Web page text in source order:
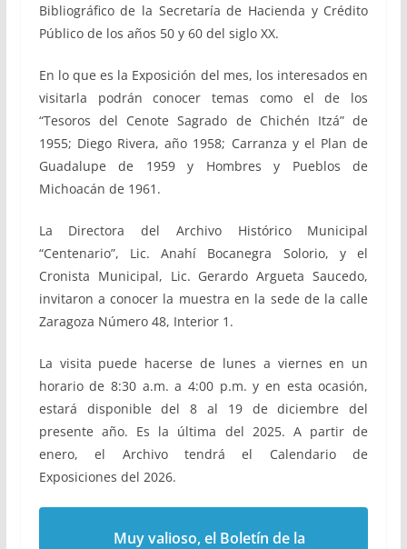
Bibliográfico de la Secretaría de Hacienda y Crédito
Público de los años 50 y 60 del siglo XX.
En lo que es la Exposición del mes, los interesados en
visitarla podrán conocer temas como el de los
“Tesoros del Cenote Sagrado de Chichén Itzá” de
1955; Diego Rivera, año 1958; Carranza y el Plan de
Guadalupe de 1959 y Hombres y Pueblos de
Michoacán de 1961.
La Directora del Archivo Histórico Municipal
“Centenario”, Lic. Anahí Bocanegra Solorio, y el
Cronista Municipal, Lic. Gerardo Argueta Saucedo,
invitaron a conocer la muestra en la sede de la calle
Zaragoza Número 48, Interior 1.
La visita puede hacerse de lunes a viernes en un
horario de 8:30 a.m. a 4:00 p.m. y en esta ocasión,
estará disponible del 8 al 19 de diciembre del
presente año. Es la última del 2025. A partir de
enero, el Archivo tendrá el Calendario de
Exposiciones del 2026.
Muy valioso, el Boletín de la